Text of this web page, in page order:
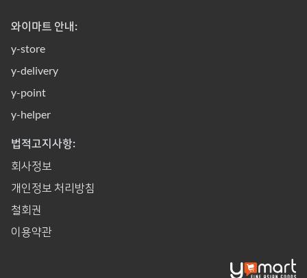
와이마트 안내:
y-store
y-delivery
y-point
y-helper
법적고지사항:
회사정보
개인정보 처리방침
철회권
이용약관